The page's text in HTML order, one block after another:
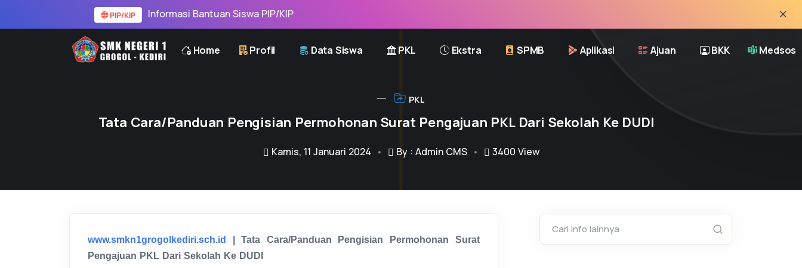
PIP/KIP Informasi Bantuan Siswa PIP/KIP INFO
Home Profil Data Siswa PKL Ekstra SPMB Aplikasi Ajuan BKK Medsos
PKL
Tata Cara/Panduan Pengisian Permohonan Surat Pengajuan PKL Dari Sekolah Ke DUDI
Kamis, 11 Januari 2024 By : Admin CMS 3400 View
www.smkn1grogolkediri.sch.id
| Tata Cara/Panduan Pengisian Permohonan Surat
Pengajuan PKL Dari Sekolah Ke DUDI
Cari info lainnya